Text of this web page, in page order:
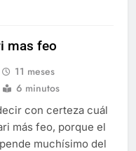
mas feo
11 meses
6 minutos
con certeza cuál
más feo, porque el
muchísimo del